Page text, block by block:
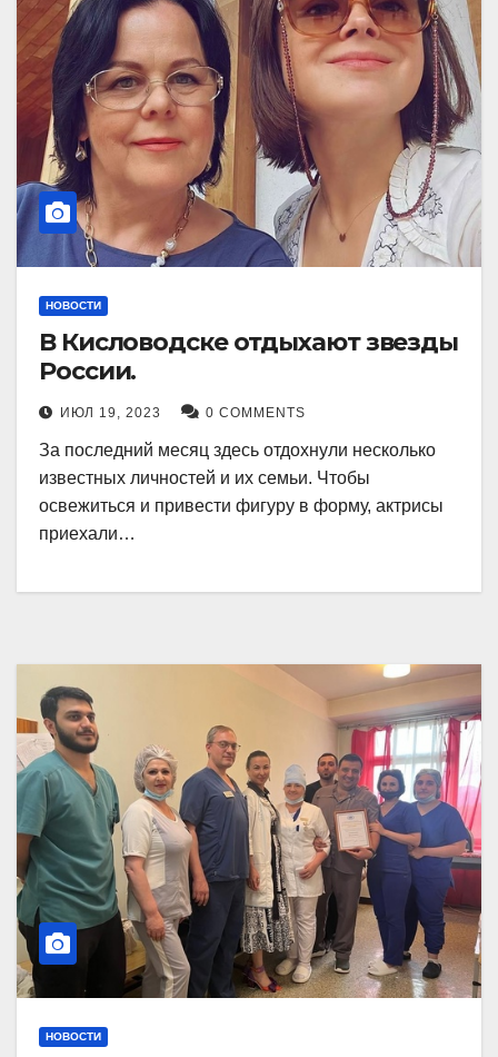
НОВОСТИ
В Кисловодске отдыхают звезды
России.
ИЮЛ 19, 2023 0 COMMENTS
За последний месяц здесь отдохнули несколько
известных личностей и их семьи. Чтобы
освежиться и привести фигуру в форму, актрисы
приехали…
НОВОСТИ